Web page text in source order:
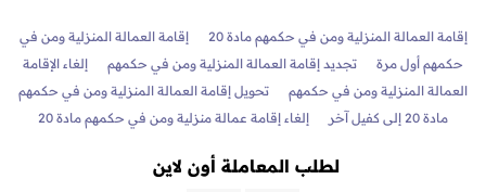
إقامة العمالة المنزلية ومن في حكمهم مادة 20
إقامة العمالة المنزلية ومن في
حكمهم أول مرة
تجديد إقامة العمالة المنزلية ومن في حكمهم
إلغاء الإقامة
العمالة المنزلية ومن في حكمهم
تحويل إقامة العمالة المنزلية ومن في حكمهم
مادة 20 إلى كفيل آخر
إلغاء إقامة عمالة منزلية ومن في حكمهم مادة 20
لطلب المعاملة أون لاين